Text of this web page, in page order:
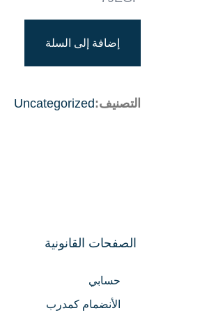
إضافة إلى السلة
التصنيف:Uncategorized
الصفحات القانونية
حسابي
الأنضمام كمدرب